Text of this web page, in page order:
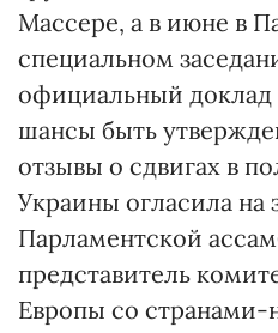
Массере, а в июне в
специальном
официальный доклад
шансы быть
отзывы о сдвигах в
Украины огласила на
Парламентской
представитель
Европы со